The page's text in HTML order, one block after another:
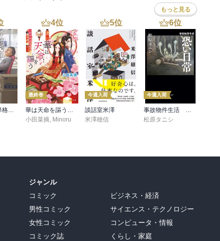
もっと見る
正義の枷 降格刑事2
4位
最終巻
華は天命を謳う 莉国後宮女医伝 五
小田菜摘, Minoru
5位
今週入荷
談話室米澤
米澤穂信
6位
今週入荷
事故物件生活 恐い日常
松原タニシ
ジャンル
コミック
男性コミック
女性コミック
コミック誌
ビジネス・経済
サイエンス・テクノロジー
コンピュータ・情報
くらし・家庭